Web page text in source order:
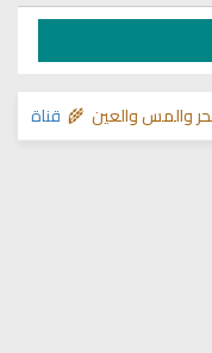
قناة وشفاءوالعين 🌾